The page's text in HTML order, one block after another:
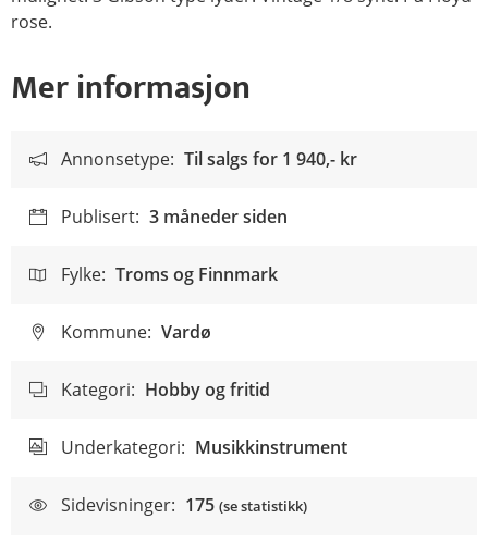
rose.
Mer informasjon
Annonsetype: Til salgs for 1 940,- kr
Publisert: 3 måneder siden
Fylke: Troms og Finnmark
Kommune: Vardø
Kategori: Hobby og fritid
Underkategori: Musikkinstrument
Sidevisninger: 175 (se statistikk)